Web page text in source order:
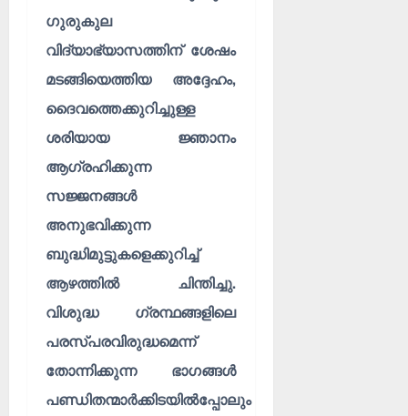
ഗുരുകുല
വിദ്യാഭ്യാസത്തിന് ശേഷം
മടങ്ങിയെത്തിയ അദ്ദേഹം,
ദൈവത്തെക്കുറിച്ചുള്ള
ശരിയായ ജ്ഞാനം
ആഗ്രഹിക്കുന്ന
സജ്ജനങ്ങൾ
അനുഭവിക്കുന്ന
ബുദ്ധിമുട്ടുകളെക്കുറിച്ച്
ആഴത്തിൽ ചിന്തിച്ചു.
വിശുദ്ധ ഗ്രന്ഥങ്ങളിലെ
പരസ്പരവിരുദ്ധമെന്ന്
തോന്നിക്കുന്ന ഭാഗങ്ങൾ
പണ്ഡിതന്മാർക്കിടയിൽപ്പോലും